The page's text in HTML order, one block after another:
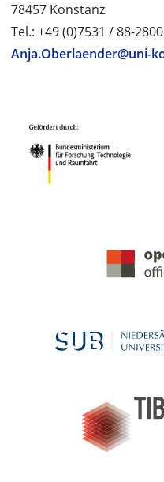
78457 Konstanz
Tel.: +49 (0)7531 / 88-2800
Anja.Oberlaender@uni-